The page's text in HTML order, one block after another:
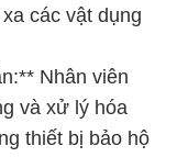
các vật dụng
Nhân viên
và xử lý hóa
thiết bị bảo hộ